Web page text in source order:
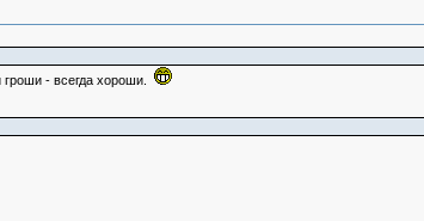
гроши - всегда хороши.